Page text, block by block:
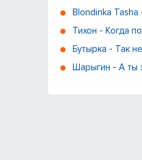
Blondinka
Тихон - Когда
Бутырка - Так
Шарыгин - А ты